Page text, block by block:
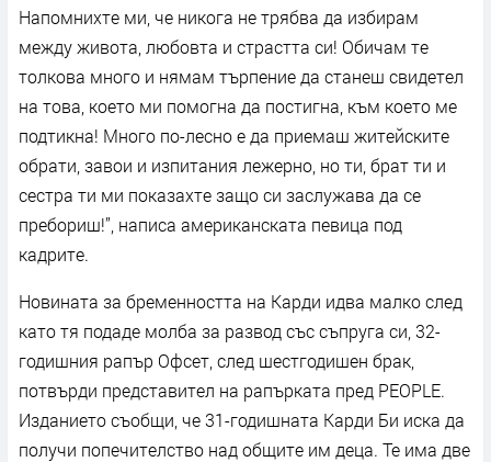
Напомнихте ми, че никога не трябва да избирам
между живота, любовта и страстта си! Обичам те
толкова много и нямам търпение да станеш свидетел
на това, което ми помогна да постигна, към което ме
подтикна! Много по-лесно е да приемаш житейските
обрати, завои и изпитания лежерно, но ти, брат ти и
сестра ти ми показахте защо си заслужава да се
пребориш!”, написа американската певица под
кадрите.
Новината за бременността на Карди идва малко след
като тя подаде молба за развод със съпруга си, 32-
годишния рапър Офсет, след шестгодишен брак,
потвърди представител на рапърката пред PEOPLE.
Изданието съобщи, че 31-годишната Карди Би иска да
получи попечителство над общите им деца. Те има две